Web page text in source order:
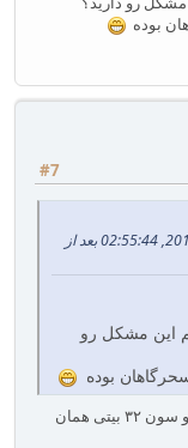
بوده
#7
نقل قول از: سیدرضی علوی‌زاده در ژانویه 25, 2012, 02:55:44 بعد از
دارید یا با 32 بیت هم این مشکل رو
بوده
سلام. من با نسخه پرتابل (همراه) روی ویندوز XP و سون ۳۲ بیتی همان